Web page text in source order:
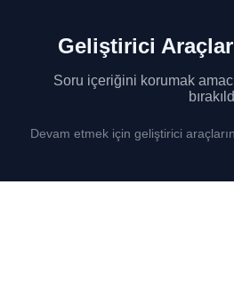
Geliştirici
Soru içeriğini korumak
Devam etmek için geliştirici